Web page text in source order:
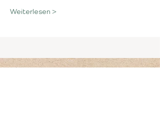
Weiterlesen >